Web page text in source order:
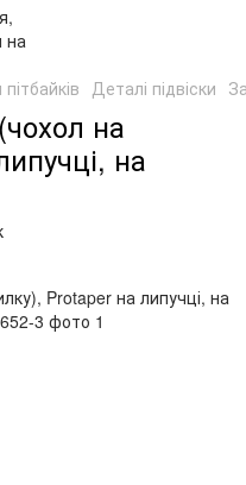
Деталі підвіски
на
на